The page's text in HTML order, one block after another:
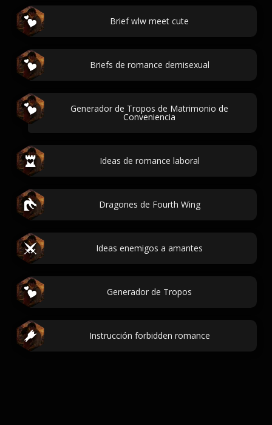
Brief wlw meet cute
Briefs de romance demisexual
Generador de Tropos de Matrimonio de
Conveniencia
Ideas de romance laboral
Dragones de Fourth Wing
Ideas enemigos a amantes
Generador de Tropos
Instrucción forbidden romance